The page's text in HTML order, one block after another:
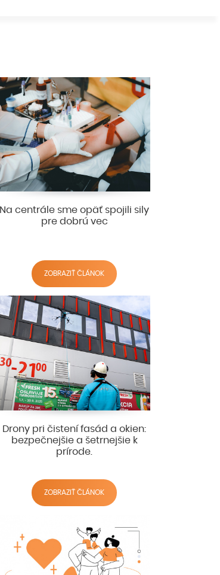
Na centrále sme opäť spojili sily
pre dobrú vec
ZOBRAZIŤ ČLÁNOK
Drony pri čistení fasád a okien:
bezpečnejšie a šetrnejšie k
prírode.
ZOBRAZIŤ ČLÁNOK